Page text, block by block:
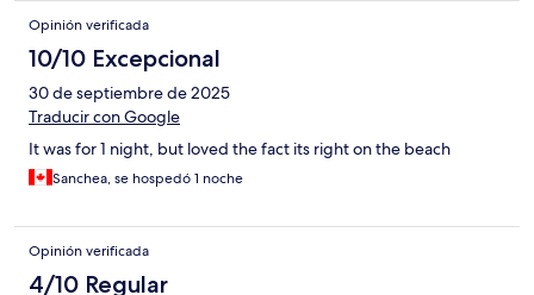
Opinión verificada
10/10 Excepcional
30 de septiembre de 2025
Traducir con Google
It was for 1 night, but loved the fact its right on the beach
Sanchea, se hospedó 1 noche
Opinión verificada
4/10 Regular